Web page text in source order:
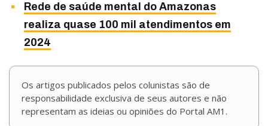
Rede de saúde mental do Amazonas
realiza quase 100 mil atendimentos em
2024
Os artigos publicados pelos colunistas são de
responsabilidade exclusiva de seus autores e não
representam as ideias ou opiniões do Portal AM1.